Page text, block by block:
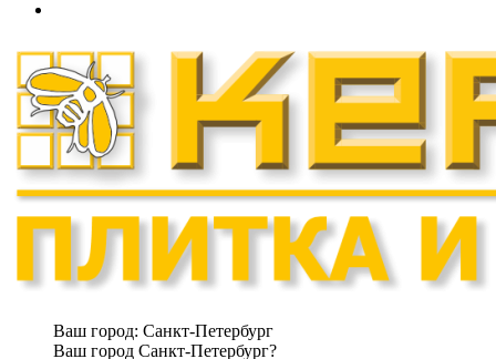
Ваш город: Санкт-Петербург
Ваш город Санкт-Петербург?